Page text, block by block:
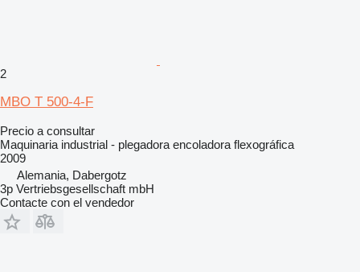
2
MBO T 500-4-F
Precio a consultar
Maquinaria industrial - plegadora encoladora flexográfica
2009
Alemania, Dabergotz
3p Vertriebsgesellschaft mbH
Contacte con el vendedor